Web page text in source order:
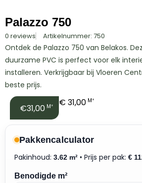
Palazzo 750
0 reviews Artikelnummer: 750
Ontdek de Palazzo 750 van Belakos.
duurzame PVC is perfect voor elk
installeren. Verkrijgbaar bij Vloeren
beste prijs.
€31,00 M² € 31,00 M²
Pakkencalculator
Pakinhoud: 3.62 m² • Prijs per pak: €
Benodigde m²